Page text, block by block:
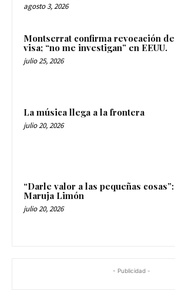
agosto 3, 2026
Montserrat confirma revocación de
visa; “no me investigan” en EEUU.
julio 25, 2026
La música llega a la frontera
julio 20, 2026
“Darle valor a las pequeñas cosas”:
Maruja Limón
julio 20, 2026
- Publicidad -